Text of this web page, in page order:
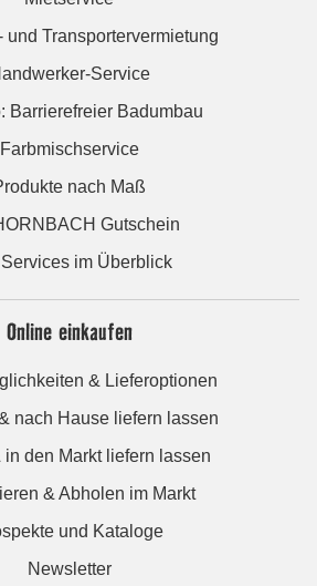
und Transportervermietung
Service
Barrierefreier Badumbau
Farbmischservice
nach Maß
Gutschein
im Überblick
Online einkaufen
& Lieferoptionen
nach Hause liefern lassen
in den Markt liefern lassen
& Abholen im Markt
und Kataloge
Newsletter